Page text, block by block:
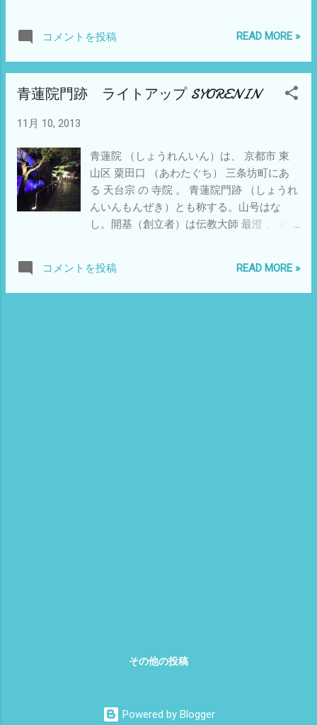
ういわれたとき、忠興はもちろん即座にう
なずいた。 評判を聞いた秀吉が欲しがった
たのだという。 「利休にたずねよ」 山本兼
コメントを投稿 READ MORE »
青蓮院門跡 ライトアップ SYORENIN
11月 10, 2013
青蓮院 （しょうれんいん）は、 京都市 東
山区 粟田口 （あわたぐち） 三条坊町にあ
る 天台宗 の 寺院 。 青蓮院門跡 （しょうれ
んいんもんぜき）とも称する。山号はな
し。開基（創立者）は伝教大師 最澄 、 本
とは趣がだいぶ違います。 親鸞聖人お手植
えの大楠 樹齢８００年 濵松図 ライトアッ
コメントを投稿 READ MORE »
その他の投稿
Powered by Blogger